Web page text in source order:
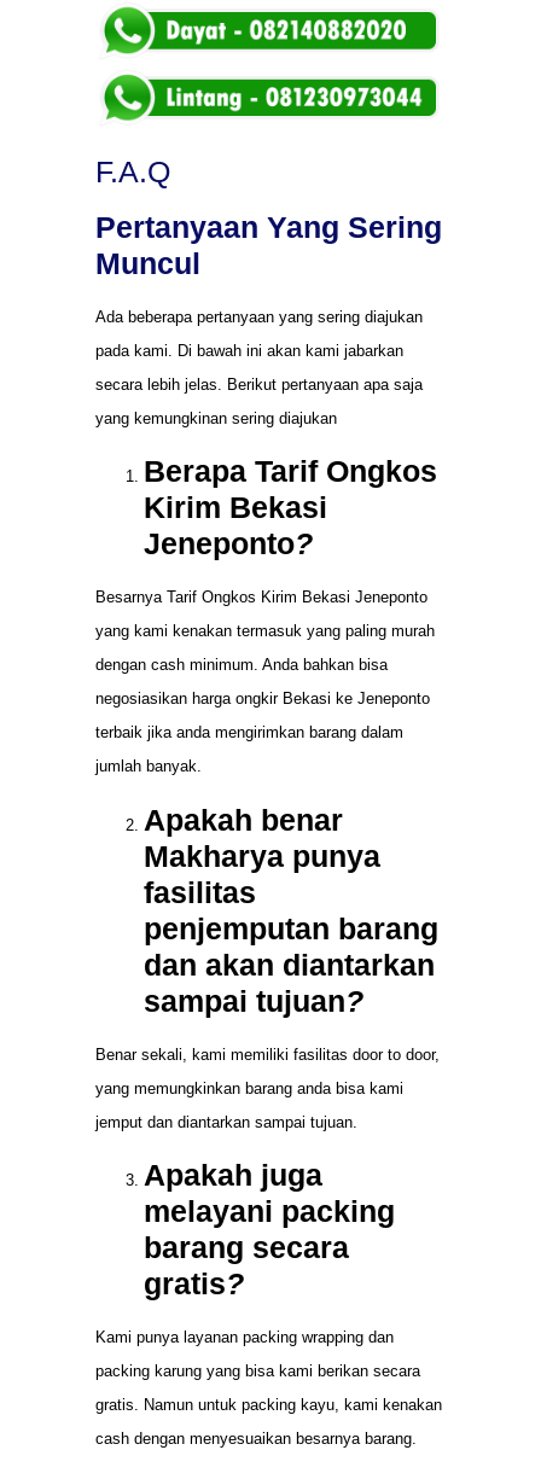
F.A.Q
Pertanyaan Yang Sering
Muncul
Ada beberapa pertanyaan yang sering diajukan
pada kami. Di bawah ini akan kami jabarkan
secara lebih jelas. Berikut pertanyaan apa saja
yang kemungkinan sering diajukan
Berapa Tarif Ongkos
Kirim Bekasi
Jeneponto?
Besarnya Tarif Ongkos Kirim Bekasi Jeneponto
yang kami kenakan termasuk yang paling murah
dengan cash minimum. Anda bahkan bisa
negosiasikan harga ongkir Bekasi ke Jeneponto
terbaik jika anda mengirimkan barang dalam
jumlah banyak.
Apakah benar
Makharya punya
fasilitas
penjemputan barang
dan akan diantarkan
sampai tujuan?
Benar sekali, kami memiliki fasilitas door to door,
yang memungkinkan barang anda bisa kami
jemput dan diantarkan sampai tujuan.
Apakah juga
melayani packing
barang secara
gratis?
Kami punya layanan packing wrapping dan
packing karung yang bisa kami berikan secara
gratis. Namun untuk packing kayu, kami kenakan
cash dengan menyesuaikan besarnya barang.